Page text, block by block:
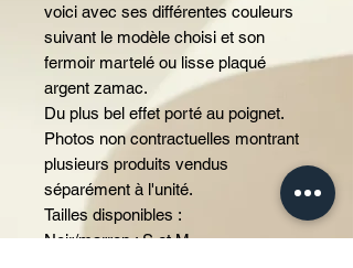
voici avec ses différentes couleurs
suivant le modèle choisi et son
fermoir martelé ou lisse plaqué
argent zamac.
Du plus bel effet porté au poignet.
Photos non contractuelles montrant
plusieurs produits vendus
séparément à l'unité.
Tailles disponibles :
Noir/marron : S et M